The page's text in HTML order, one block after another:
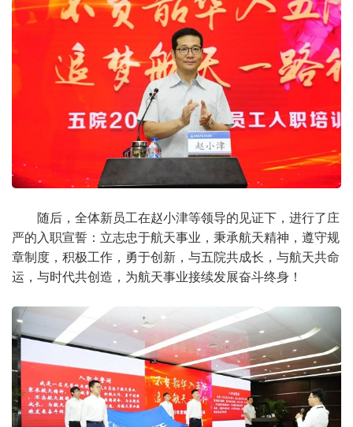
随后，全体新员工在赵小津等领导的见证下，进行了庄
严的入职宣誓：立志忠于航天事业，秉承航天精神，遵守规
章制度，积极工作，勇于创新，与五院共成长，与航天共命
运，与时代共创造，为航天事业接续发展奋斗终身！